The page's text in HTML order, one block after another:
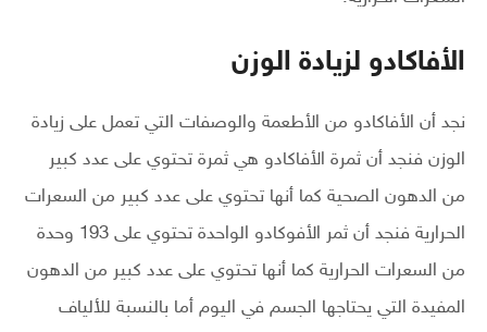
الأفاكادو لزيادة الوزن
نجد أن الأفاكادو من الأطعمة والوصفات التي تعمل على زيادة
الوزن فنجد أن ثمرة الأفاكادو هي ثمرة تحتوي على عدد كبير
من الدهون الصحية كما أنها تحتوي على عدد كبير من السعرات
الحرارية فنجد أن ثمر الأفوكادو الواحدة تحتوي على 193 وحدة
من السعرات الحرارية كما أنها تحتوي على عدد كبير من الدهون
المفيدة التي يحتاجها الجسم في اليوم أما بالنسبة للألياف